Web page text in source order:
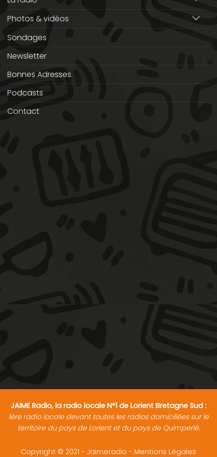
Photos & vidéos
Sondages
Newsletter
Bonnes Adresses
Podcasts
Contact
JAIME Radio, la radio locale N°1 de Lorient Bretagne Sud :
1ère radio locale devant toutes les radios domiciliées sur le
territoire du pays de Lorient et du pays de Quimperlé.
Copyright © 2021 - Jaimeradio - Mentions Légales